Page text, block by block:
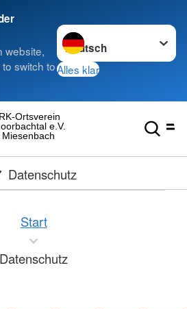
website,
switch to
Sprache wechseln zu
Alles klar
Miesenbach
e.V.
Ortsverein
Datenschutz
Start
Datenschutz